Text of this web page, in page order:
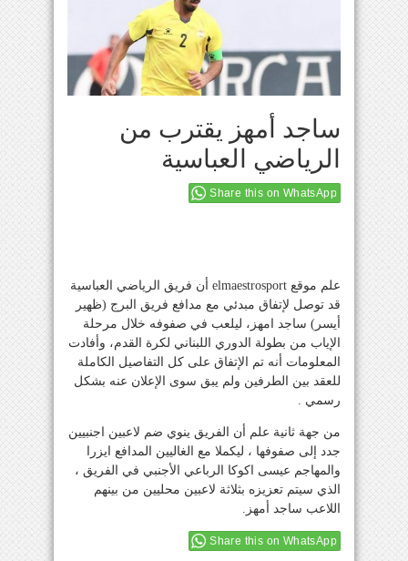
ساجد أمهز يقترب من
الرياضي العباسية
Share this on WhatsApp
علم موقع elmaestrosport أن فريق الرياضي العباسية
قد توصل لإتفاق مبدئي مع مدافع فريق البرج (ظهير
أيسر) ساجد امهز، ليلعب في صفوفه خلال مرحلة
الإياب من بطولة الدوري اللبناني لكرة القدم، وأفادت
المعلومات أنه تم الإتفاق على كل التفاصيل الكاملة
للعقد بين الطرفين ولم يبق سوى الإعلان عنه بشكل
رسمي .
من جهة ثانية علم أن الفريق ينوي ضم لاعبين اجنبيين
جدد إلى صفوفها ، ليكملا مع الغاليين المدافع ايزرا
والمهاجم عيسى اكوكا الرباعي الأجنبي في الفريق ،
الذي سيتم تعزيزه بثلاثة لاعبين محليين من بينهم
اللاعب ساجد أمهز.
Share this on WhatsApp